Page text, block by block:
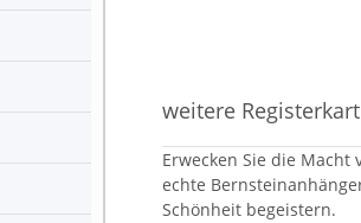
weitere
Erwecken Sie die
echte
Schönheit begeistern.